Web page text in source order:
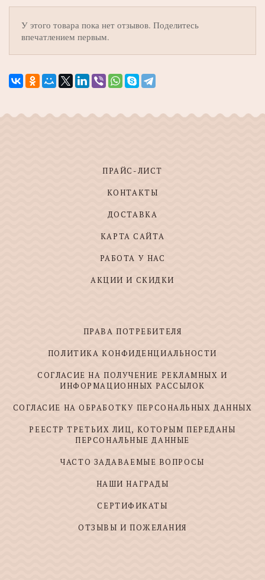
У этого товара пока нет отзывов. Поделитесь
впечатлением первым.
ПРАЙС-ЛИСТ
КОНТАКТЫ
ДОСТАВКА
КАРТА САЙТА
РАБОТА У НАС
АКЦИИ И СКИДКИ
ПРАВА ПОТРЕБИТЕЛЯ
ПОЛИТИКА КОНФИДЕНЦИАЛЬНОСТИ
СОГЛАСИЕ НА ПОЛУЧЕНИЕ РЕКЛАМНЫХ И
ИНФОРМАЦИОННЫХ РАССЫЛОК
СОГЛАСИЕ НА ОБРАБОТКУ ПЕРСОНАЛЬНЫХ ДАННЫХ
РЕЕСТР ТРЕТЬИХ ЛИЦ, КОТОРЫМ ПЕРЕДАНЫ
ПЕРСОНАЛЬНЫЕ ДАННЫЕ
ЧАСТО ЗАДАВАЕМЫЕ ВОПРОСЫ
НАШИ НАГРАДЫ
СЕРТИФИКАТЫ
ОТЗЫВЫ И ПОЖЕЛАНИЯ